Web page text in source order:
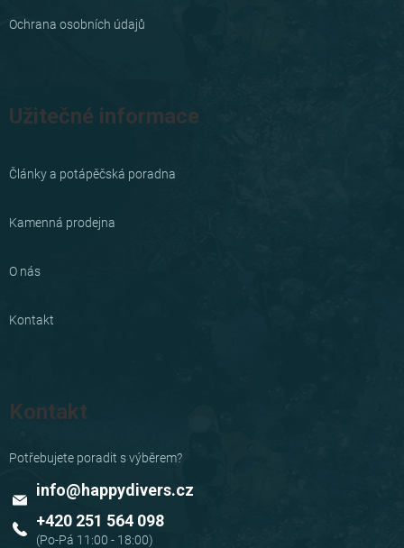
Ochrana osobních údajů
Užitečné informace
Články a potápěčská poradna
Kamenná prodejna
O nás
Kontakt
Kontakt
info@happydivers.cz
+420 251 564 098